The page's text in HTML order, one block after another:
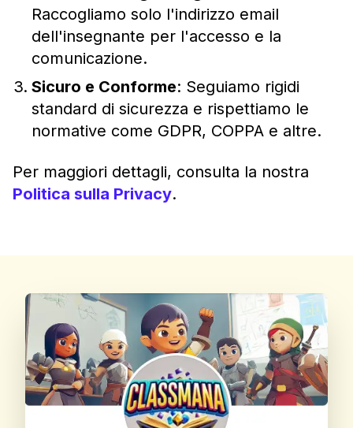
Raccogliamo solo l'indirizzo email
dell'insegnante per l'accesso e la
comunicazione.
Sicuro e Conforme: Seguiamo rigidi
standard di sicurezza e rispettiamo le
normative come GDPR, COPPA e altre.
Per maggiori dettagli, consulta la nostra
Politica sulla Privacy.